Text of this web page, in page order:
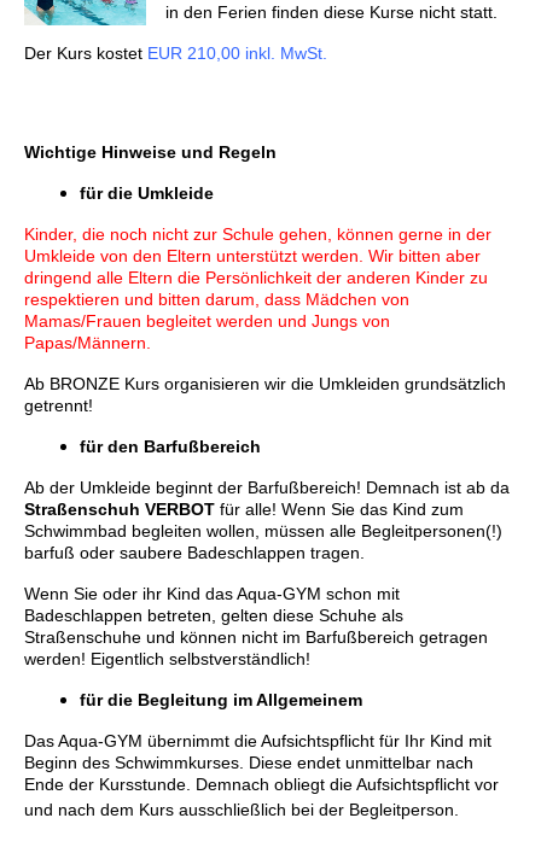
in den Ferien finden diese Kurse nicht statt.
Der Kurs kostet EUR 210 ,00 inkl. MwSt.
Wichtige Hinweise und Regeln
für die Umkleide
Kinder, die noch nicht zur Schule gehen, können gerne in der
Umkleide von den Eltern unterstützt werden. Wir bitten aber
dringend alle Eltern die Persönlichkeit der anderen Kinder zu
respektieren und bitten darum, dass Mädchen von
Mamas/Frauen begleitet werden und Jungs von
Papas/Männern.
Ab BRONZE Kurs organisieren wir die Umkleiden grundsätzlich
getrennt!
für den Barfußbereich
Ab der Umkleide beginnt der Barfußbereich! Demnach ist ab da
Straßenschuh VERBOT für alle! Wenn Sie das Kind zum
Schwimmbad begleiten wollen, müssen alle Begleitpersonen(!)
barfuß oder saubere Badeschlappen tragen.
Wenn Sie oder ihr Kind das Aqua-GYM schon mit
Badeschlappen betreten, gelten diese Schuhe als
Straßenschuhe und können nicht im Barfußbereich getragen
werden! Eigentlich selbstverständlich!
für die Begleitung im Allgemeinem
Das Aqua-GYM übernimmt die Aufsichtspflicht für Ihr Kind mit
Beginn des Schwimmkurses. Diese endet unmittelbar nach
Ende der Kursstunde. Demnach obliegt die Aufsichtspflicht vor
und nach dem Kurs ausschließlich bei der Begleitperson.